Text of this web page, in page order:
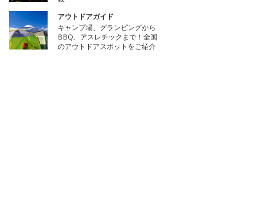
アウトドアガイド
キャンプ場、グランピングから
BBQ、アスレチックまで！全国
のアウトドアスポットをご紹介